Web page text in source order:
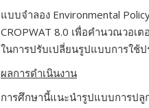
แบบจำลอง Environmental
CROPWAT 8.0 เพื่อคำนวณวอเ
ในการปรับเปลี่ยนรูปแบบการใช้
ผลการดำเนินงาน
การศึกษานี้แนะนำรูปแบบการปลู